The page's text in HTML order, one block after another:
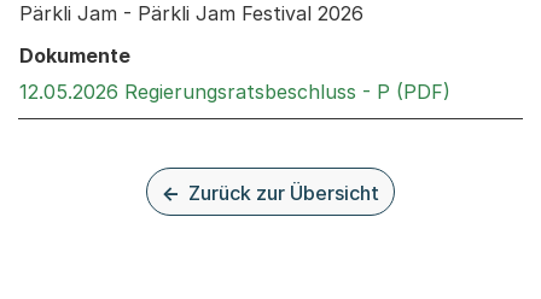
Pärkli Jam - Pärkli Jam Festival 2026
Dokumente
12.05.2026 Regierungsratsbeschluss - P (PDF)
Zurück zur Übersicht